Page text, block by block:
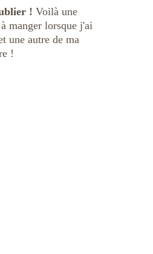
! Voilà une
manger lorsque j'ai
une autre de ma
!